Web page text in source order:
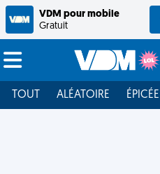
VDM pour mobile
Gratuit
TOUT ALÉATOIRE ÉPICÉE